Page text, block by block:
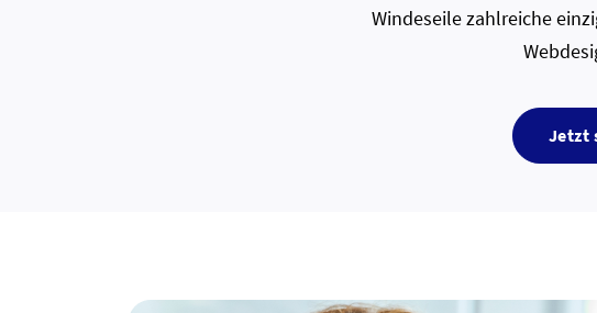
Windeseile zahlreiche